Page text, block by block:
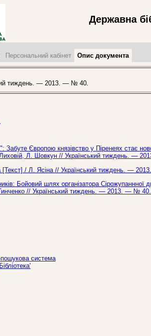
Державна
Персональний кабінет Опис документа
тиждень. — 2013. — № 40.
Забуте Європою князівство у Піренеях стає
Лиховій, Л. Шовкун // Український тиждень. —
[Текст] / Л. Ясіна // Український тиждень. —
Бойовий шлях організатора Сірожупаннної
// Український тиждень. — 2013. — №
пошукова система